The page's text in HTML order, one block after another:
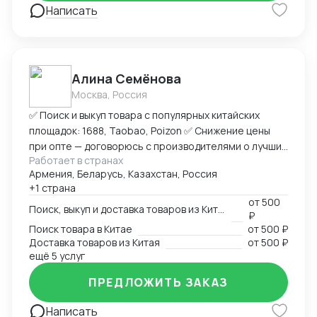
Написать
Алина Семёнова
Москва, Россия
✅ Поиск и выкуп товара с популярных китайских
площадок: 1688, Taobao, Poizon ✅ Снижение цены
при опте — договорюсь с производителями о лучших
условиях ✅ Предоставлю фото- и видеоотчет перед
отправкой ✅ Надежная упаковка — минимизация
рисков повреждений при перевозке ✅ Доставка
товара до склада в Москву, отправка в любой город
России (ТК на выбор) ✅ Также доставлю в Армению,
Беларусь, Казахстан, Кыргызстан ✅ Полное
сопровождение — от заказа до получения ➡
Пришлите ссылку на товар или фото, его количество,
и я рассчитаю стоимость доставки
Работает в странах
Армения, Беларусь, Казахстан, Россия
+1 страна
от500
₽
Поиск товара в Китае
от500 ₽
Доставка товаров из Китая
от500 ₽
ещё 5 услуг
Написать
ПРЕДЛОЖИТЬ ЗАКАЗ